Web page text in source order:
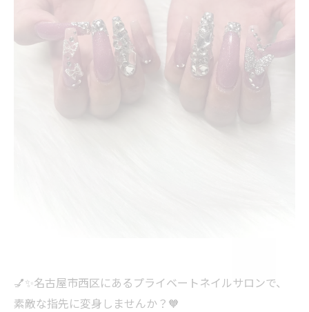
💅✨名古屋市西区にあるプライベートネイルサロンで、
素敵な指先に変身しませんか？🧡